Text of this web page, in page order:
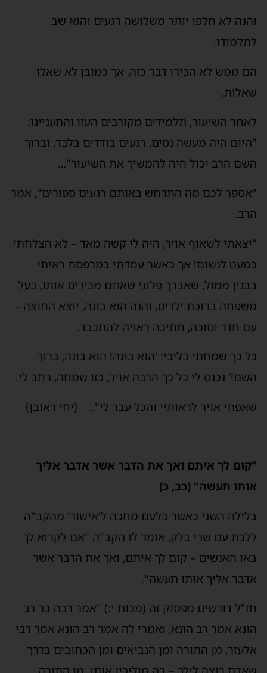
והנה לא חלפו יותר משלושה רגעים והוא שב
לתלמודו.
הם ממש לא הכירו דבר כזה, אך כמובן לא שאלו
שאלות.
לאחר השיעור, תלמידים מקורבים העזו והתעניינו:
"היום היה מעשה נסים, רגעים בודדים בלבד, וברוך
השם הרב יכול היה להמשיך את השיעור"…
"אספר לכם מה התרחש באותם רגעים ספורים", אמר
הרב.
"יצאתי לשאוף אויר, היה לי קשה מאד – לא הצלחתי
כמעט לנשום! אך כאשר עמדתי במרפסת ראיתי
בבנין ממול, שאברך פלוני שאתם מכירים אותו, בעל
משפחה ברוכת ילדים, והנה הוא בונה, יוצא החוצה –
עם חדר וסוכה, חתיכה ראויה להתכבד.
כל כך שמחתי בליבי: 'הוא בונה! הוא בונה, ברוך
השם!' נכנס לי כל כך הרבה אויר, כזו שמחה, רחב לי.
שאפתי אויר לראותיי והכל עבר לי"… (יחי ראובן)
"קום לך איתם ואך את הדבר אשר אדבר אליך
אותו תעשה" (כב, כ)
בלילה השני כאשר בלעם מחכה ל'אישור' מהקב"ה
ללכת עם שרי בלק, אומר לו הקב"ה "אם לקרוא לך
באו האנשים – קום לך איתם, ואך את הדבר אשר
אדבר אליך אותו תעשה".
חז"ל דורשים מפסוק זה (מכות י:) "אמר רבה בר רב
הונא אמר רב הונא, ואמרי לה אמר רב הונא אמר רבי
אלעזר, מן התורה ומן הנביאים ומן הכתובים בדרך